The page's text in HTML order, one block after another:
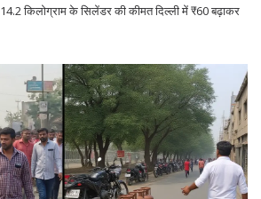
किलोग्राम के सिलेंडर की कीमत दिल्ली में ₹60 बढ़ाकर